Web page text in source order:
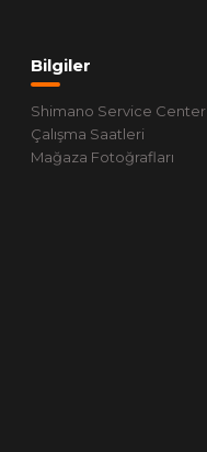
Bilgiler
Shimano Service Center
Çalışma Saatleri
Mağaza Fotoğrafları